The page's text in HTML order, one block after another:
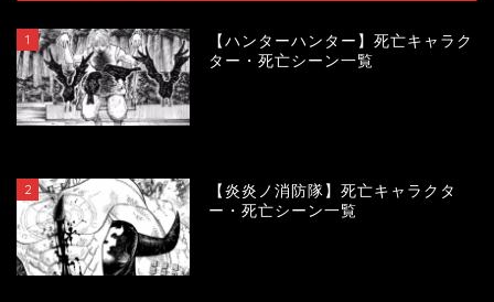
1
【ハンターハンター】死亡キャラク
ター・死亡シーン一覧
2
【炎炎ノ消防隊】死亡キャラクタ
ー・死亡シーン一覧